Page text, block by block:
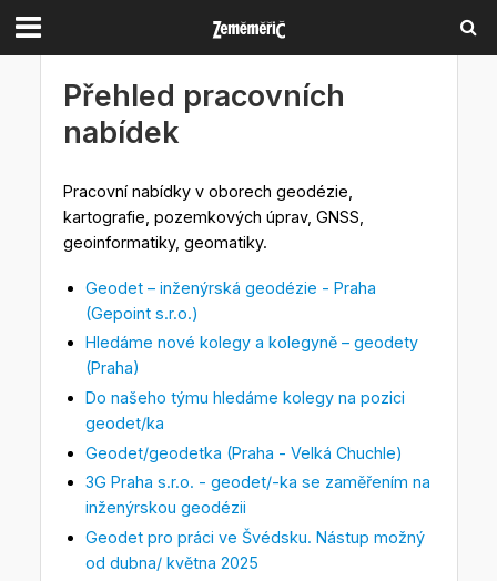
Přehled pracovních
nabídek
Pracovní nabídky v oborech geodézie,
kartografie, pozemkových úprav, GNSS,
geoinformatiky, geomatiky.
Geodet – inženýrská geodézie - Praha
(Gepoint s.r.o.)
Hledáme nové kolegy a kolegyně – geodety
(Praha)
Do našeho týmu hledáme kolegy na pozici
geodet/ka
Geodet/geodetka (Praha - Velká Chuchle)
3G Praha s.r.o. - geodet/-ka se zaměřením na
inženýrskou geodézii
Geodet pro práci ve Švédsku. Nástup možný
od dubna/ května 2025